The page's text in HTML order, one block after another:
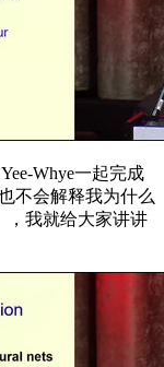
Whye一起完成
不会解释我为什么
我就给大家讲讲